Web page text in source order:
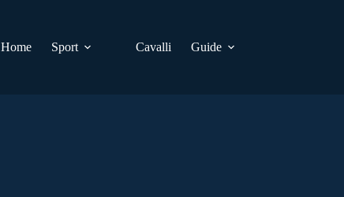
Home
Sport Cavalli Guide